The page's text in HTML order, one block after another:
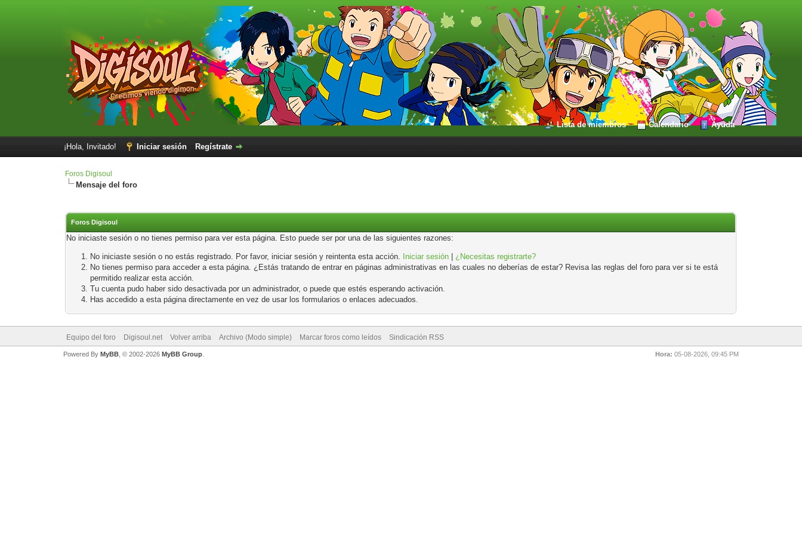
Lista de miembros Calendario Ayuda
¡Hola, Invitado! Iniciar sesión Regístrate
Foros Digisoul
Mensaje del foro
Foros Digisoul
No iniciaste sesión o no tienes permiso para ver esta página. Esto puede ser por una de las siguientes razones:
No iniciaste sesión o no estás registrado. Por favor, iniciar sesión y reintenta esta acción. Iniciar sesión |¿Necesitas registrarte?
No tienes permiso para acceder a esta página. ¿Estás tratando de entrar en páginas administrativas en las cuales no deberías de estar? Revisa las reglas del foro para ver si te está
permitido realizar esta acción.
Tu cuenta pudo haber sido desactivada por un administrador, o puede que estés esperando activación.
Has accedido a esta página directamente en vez de usar los formularios o enlaces adecuados.
Equipo del foro Digisoul.net Volver arriba Archivo (Modo simple) Marcar foros como leídos Sindicación RSS
Hora: 05-08-2026, 09:45 PM
Powered By MyBB, © 2002-2026 MyBB Group.